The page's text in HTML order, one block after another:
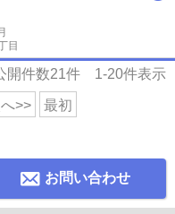
目
開件数21件 1-20件表示
>> 最初
お問い合わせ